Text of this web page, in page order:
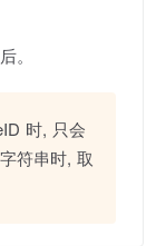
。
时, 只会
符串时, 取